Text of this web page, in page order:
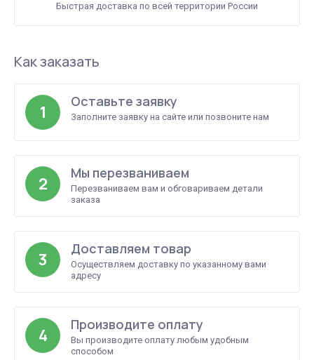
Быстрая доставка по всей территории России
Как заказать
1
Оставьте заявку
Заполните заявку на сайте или позвоните нам
2
Мы перезваниваем
Перезваниваем вам и обговариваем детали
заказа
3
Доставляем товар
Осуществляем доставку по указанному вами
адресу
4
Производите оплату
Вы производите оплату любым удобным
способом